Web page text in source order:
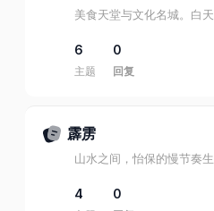
6
主题
0
回复
霹雳
4 0